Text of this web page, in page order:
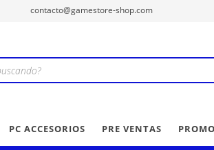
contacto@gamestore-shop.com
PC ACCESORIOS PRE VENTAS